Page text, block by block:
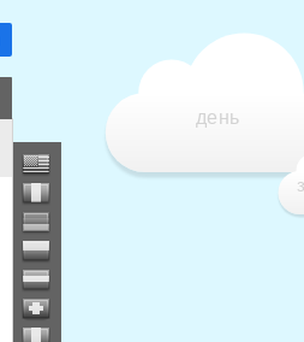
день